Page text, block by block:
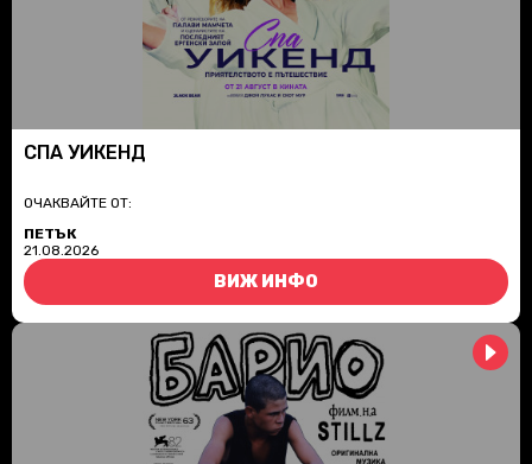
СПА УИКЕНД
ОЧАКВАЙТЕ ОТ:
ПЕТЪК
21.08.2026
ВИЖ ИНФО